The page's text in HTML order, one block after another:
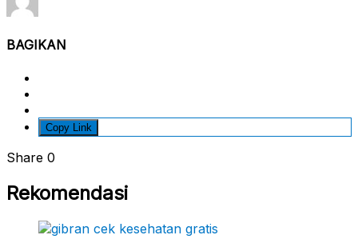
BAGIKAN
Copy Link
Share 0
Rekomendasi